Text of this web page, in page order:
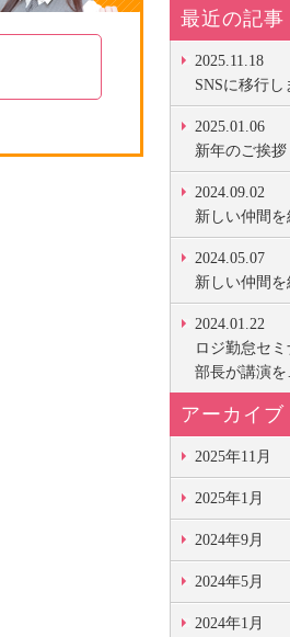
最近の記事
2025.11.18
SNSに移行し
2025.01.06
新年のご挨拶
2024.09.02
新しい仲間を
2024.05.07
新しい仲間を
2024.01.22
ロジ勤怠セ
部長が講演
アーカイブ
2025年11月
2025年1月
2024年9月
2024年5月
2024年1月